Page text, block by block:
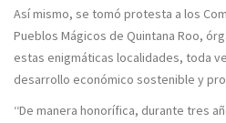
Así mismo, se tomó protesta a los
Pueblos Mágicos de Quintana Roo,
estas enigmáticas localidades, toda
desarrollo económico sostenible y
‘‘De manera honorífica, durante tres